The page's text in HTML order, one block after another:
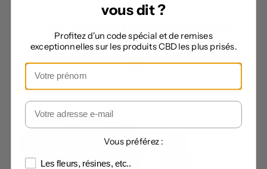
catégorie
vous dit ?
Profitez d'un code spécial et de remises
exceptionnelles sur les produits CBD les plus prisés.
Vous préférez :
Les fleurs, résines, etc..